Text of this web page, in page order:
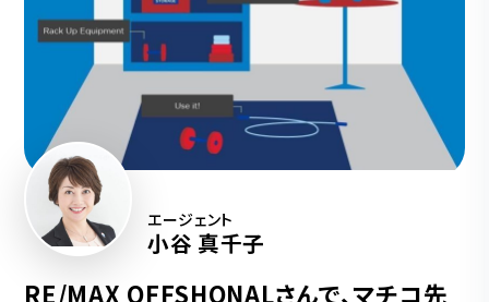
エージェント
小谷 真千子
RE/MAX OFFSHONALさんで、マチコ先